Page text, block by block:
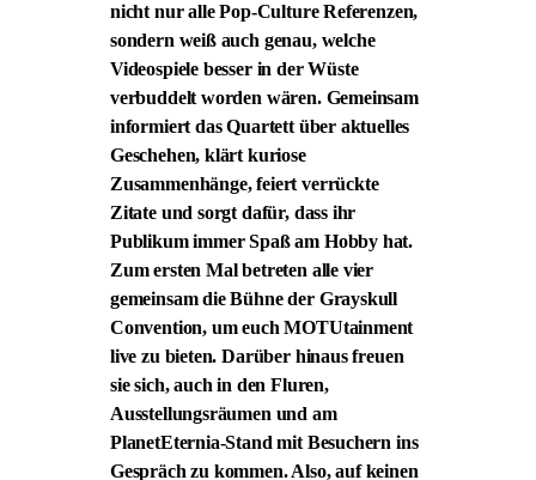
nicht nur alle Pop-Culture Referenzen,
sondern weiß auch genau, welche
Videospiele besser in der Wüste
verbuddelt worden wären. Gemeinsam
informiert das Quartett über aktuelles
Geschehen, klärt kuriose
Zusammenhänge, feiert verrückte
Zitate und sorgt dafür, dass ihr
Publikum immer Spaß am Hobby hat.
Zum ersten Mal betreten alle vier
gemeinsam die Bühne der Grayskull
Convention, um euch MOTUtainment
live zu bieten. Darüber hinaus freuen
sie sich, auch in den Fluren,
Ausstellungsräumen und am
PlanetEternia-Stand mit Besuchern ins
Gespräch zu kommen. Also, auf keinen